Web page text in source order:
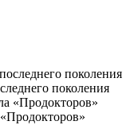
поколения